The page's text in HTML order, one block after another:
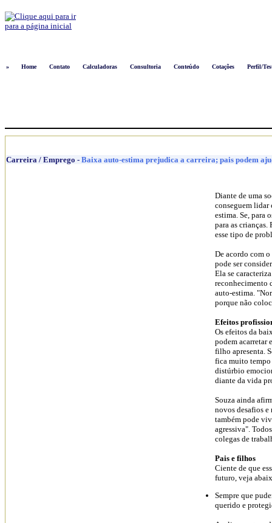
»
Home Contato Calculadoras Consultoria Conteúdo Cotações Perfil/
Carreira / Emprego - Baixa auto-estima prejudica a carreira; pais podem
Diante de uma
conseguem lidar
estima. Se, para
para as
esse tipo de
De acordo com
pode ser
Ela se
reconhecimento
auto-estima.
porque não
Efeitos
Os efeitos da
podem acarretar
filho apresenta.
fica muito tempo
distúrbio
diante da vida
Souza ainda
novos desafios
também pode
agressiva".
colegas de
Pais e filhos
Ciente de que
futuro, veja
Sempre que
querido e